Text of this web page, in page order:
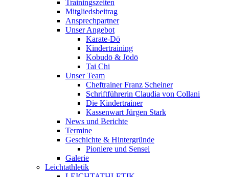
Trainingszeiten
Mitgliedsbeitrag
Ansprechpartner
Unser Angebot
Karate-Dō
Kindertraining
Kobudō & Jōdō
Tai Chi
Unser Team
Cheftrainer Franz Scheiner
Schriftführerin Claudia von Collani
Die Kindertrainer
Kassenwart Jürgen Stark
News und Berichte
Termine
Geschichte & Hintergründe
Pioniere und Sensei
Galerie
Leichtathletik